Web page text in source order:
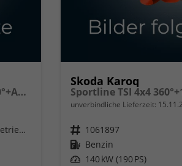
Sportline TSI 4x4 360°+19 Zoll+Navi+AHK+360°+ACC+Frontscheibe beheizbar+Travel Assist
Doppelkupplungsgetriebe (DSG)
Skoda Karoq
unverbindliche Lieferzeit:
Fahrzeugnr. 1061897
Kraftstoff Benzin
Leistung 140 kW (190 PS)